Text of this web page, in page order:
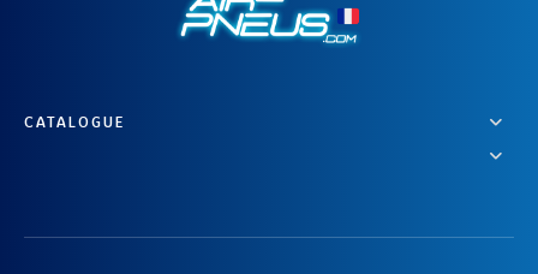
CATALOGUE